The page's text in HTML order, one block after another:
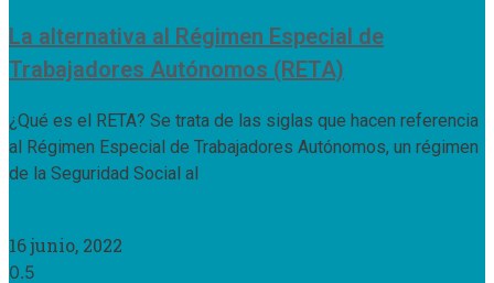
La alternativa al Régimen Especial de
Trabajadores Autónomos (RETA)
¿Qué es el RETA? Se trata de las siglas que hacen referencia
al Régimen Especial de Trabajadores Autónomos, un régimen
de la Seguridad Social al
16 junio, 2022